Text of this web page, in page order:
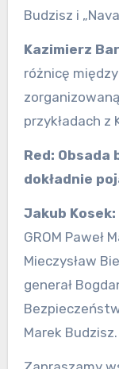
Budzisz i
Kazimierz
różnicę
przykładach z
Red: Obsada
dokładnie
Jakub Kosek:
GROM Paweł
Mieczysław
generał
Marek Budzisz.